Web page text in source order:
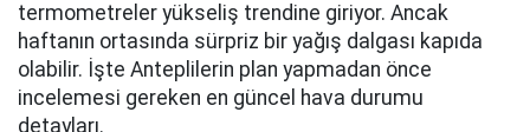
termometreler yükseliş trendine giriyor. Ancak
haftanın ortasında sürpriz bir yağış dalgası kapıda
olabilir. İşte Anteplilerin plan yapmadan önce
incelemesi gereken en güncel hava durumu
detayları.